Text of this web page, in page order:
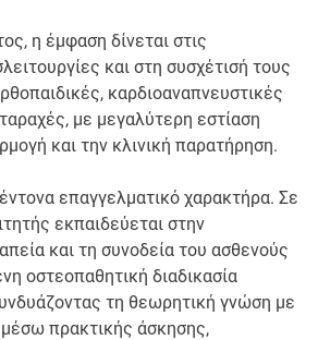
η έμφαση δίνεται στις
και στη συσχέτισή τους
καρδιοαναπνευστικές
με μεγαλύτερη εστίαση
και την κλινική παρατήρηση.
επαγγελματικό χαρακτήρα. Σε
εκπαιδεύεται στην
και τη συνοδεία του ασθενούς
οστεοπαθητική διαδικασία
τη θεωρητική γνώση με
μέσω πρακτικής άσκησης,